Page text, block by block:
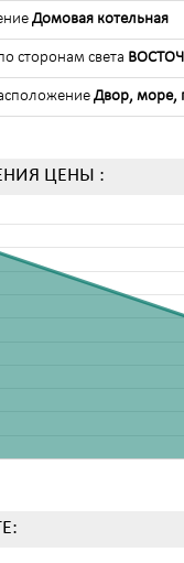
Домовая котельная
сторонам света
Двор, море,
ЦЕНЫ :